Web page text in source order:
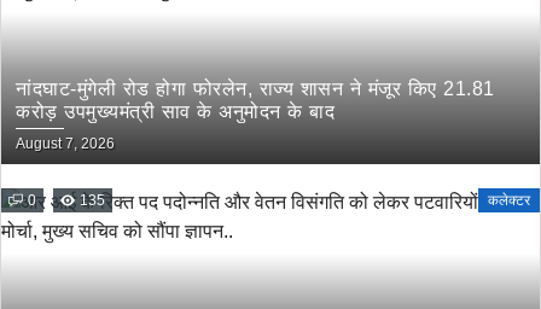
नांदघाट-मुंगेली रोड होगा फोरलेन, राज्य शासन ने मंजूर किए 21.81
करोड़ उपमुख्यमंत्री साव के अनुमोदन के बाद
August 7, 2026
0 135 कलेक्टर